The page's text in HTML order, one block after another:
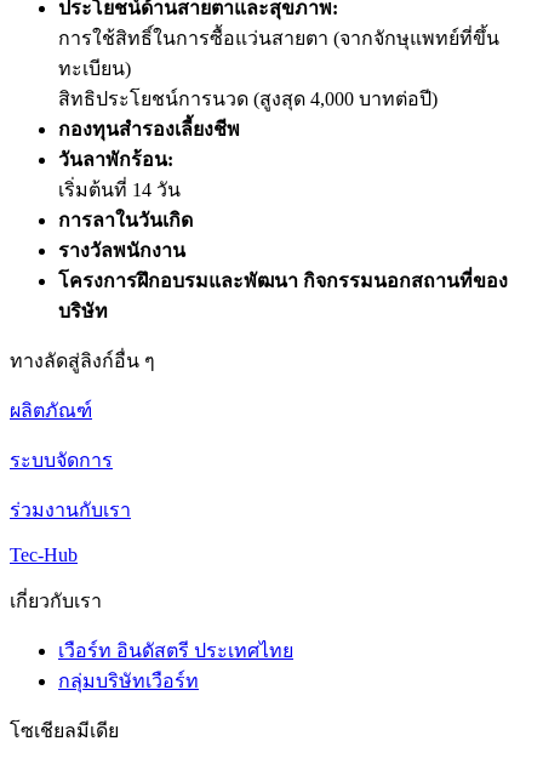
ประโยชน์ด้านสายตาและสุขภาพ:
การใช้สิทธิ์ในการซื้อแว่นสายตา (จากจักษุแพทย์ที่ขึ้น
ทะเบียน)
สิทธิประโยชน์การนวด (สูงสุด 4,000 บาทต่อปี)
กองทุนสำรองเลี้ยงชีพ
วันลาพักร้อน:
เริ่มต้นที่ 14 วัน
การลาในวันเกิด
รางวัลพนักงาน
โครงการฝึกอบรมและพัฒนา กิจกรรมนอกสถานที่ของ
บริษัท
ทางลัดสู่ลิงก์อื่น ๆ
ผลิตภัณฑ์
ระบบจัดการ
ร่วมงานกับเรา
Tec-Hub
เกี่ยวกับเรา
เวือร์ท อินดัสตรี ประเทศไทย
กลุ่มบริษัทเวือร์ท
โซเชียลมีเดีย